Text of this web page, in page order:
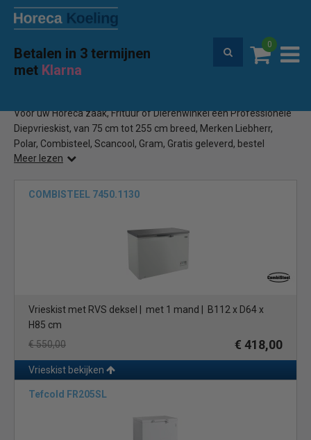
Betalen in 3 termijnen
met Klarna
0
Premium service en garantie
Home Professionele Diepvrieskist
Voor uw Horeca zaak, Frituur of Dierenwinkel een Professionele
Diepvrieskist, van 75 cm tot 255 cm breed, Merken Liebherr,
Polar, Combisteel, Scancool, Gram, Gratis geleverd, bestel
eenvoudig online
Meer lezen
COMBISTEEL 7450.1130
Vrieskist met RVS deksel | met 1 mand | B112 x D64 x
H85 cm
€ 550,00
€ 418,00
Vrieskist bekijken
Tefcold FR205SL